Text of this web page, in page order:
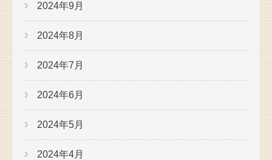
2024年9月
2024年8月
2024年7月
2024年6月
2024年5月
2024年4月